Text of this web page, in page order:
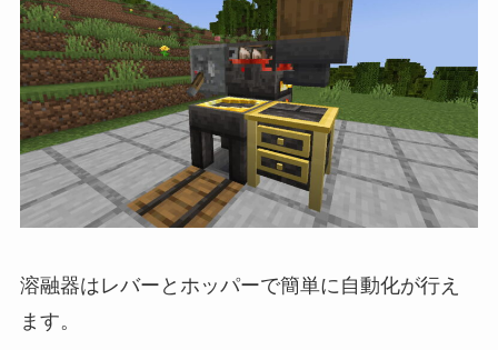
溶融器はレバーとホッパーで簡単に自動化が行え
ます。